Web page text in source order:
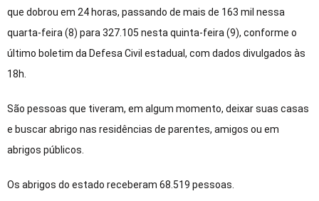
que dobrou em 24 horas, passando de mais de 163 mil nessa
quarta-feira (8) para 327.105 nesta quinta-feira (9), conforme o
último boletim da Defesa Civil estadual, com dados divulgados às
18h.
São pessoas que tiveram, em algum momento, deixar suas casas
e buscar abrigo nas residências de parentes, amigos ou em
abrigos públicos.
Os abrigos do estado receberam 68.519 pessoas.